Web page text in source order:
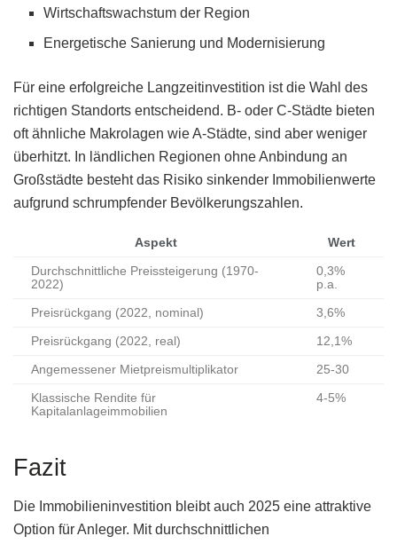
Wirtschaftswachstum der Region
Energetische Sanierung und Modernisierung
Für eine erfolgreiche Langzeitinvestition ist die Wahl des
richtigen Standorts entscheidend. B- oder C-Städte bieten
oft ähnliche Makrolagen wie A-Städte, sind aber weniger
überhitzt. In ländlichen Regionen ohne Anbindung an
Großstädte besteht das Risiko sinkender Immobilienwerte
aufgrund schrumpfender Bevölkerungszahlen.
Aspekt Wert
Durchschnittliche Preissteigerung (1970-
2022)
0,3%
p.a.
Preisrückgang (2022, nominal) 3,6%
Preisrückgang (2022, real) 12,1%
Angemessener Mietpreismultiplikator 25-30
Klassische Rendite für
Kapitalanlageimmobilien
4-5%
Fazit
Die Immobilieninvestition bleibt auch 2025 eine attraktive
Option für Anleger. Mit durchschnittlichen